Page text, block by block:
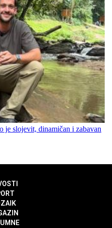
je slojevit, dinamičan i zabavan